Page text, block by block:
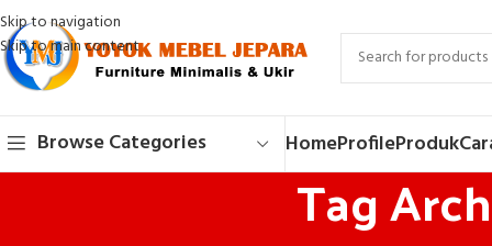
Skip to navigation
Skip to main content
Browse Categories HomeProfileProduk
Tag